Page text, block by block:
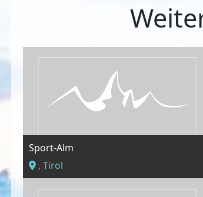
Sport-Alm
, Tirol